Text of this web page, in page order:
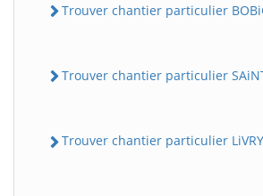
Trouver chantier particulier
Trouver chantier particulier
Trouver chantier particulier